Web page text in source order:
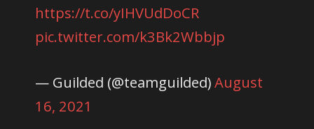
https://t.co/yIHVUdDoCR
pic.twitter.com/k3Bk2Wbbjp
— Guilded (@teamguilded)August
16, 2021